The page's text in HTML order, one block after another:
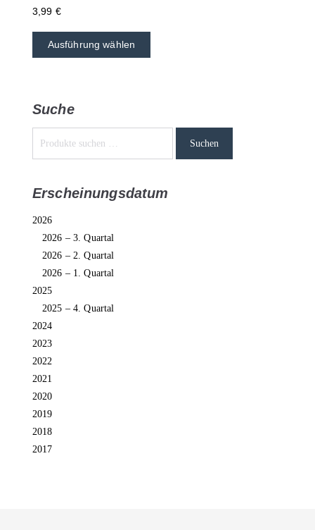
3,99 €
Ausführung wählen
Suche
Suchen
Erscheinungsdatum
2026
2026 – 3. Quartal
2026 – 2. Quartal
2026 – 1. Quartal
2025
2025 – 4. Quartal
2024
2023
2022
2021
2020
2019
2018
2017